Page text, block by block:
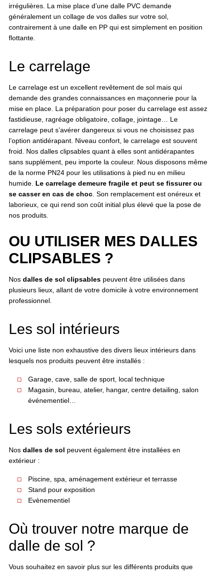
irrégulières. La mise place d’une dalle PVC demande
généralement un collage de vos dalles sur votre sol,
contrairement à une dalle en PP qui est simplement en position
flottante.
Le carrelage
Le carrelage est un excellent revêtement de sol mais qui
demande des grandes connaissances en maçonnerie pour la
mise en place. La préparation pour poser du carrelage est assez
fastidieuse, ragréage obligatoire, collage, jointage… Le
carrelage peut s’avérer dangereux si vous ne choisissez pas
l’option antidérapant. Niveau confort, le carrelage est souvent
froid. Nos dalles clipsables quant à elles sont antidérapantes
sans supplément, peu importe la couleur. Nous disposons même
de la norme PN24 pour les utilisations à pied nu en milieu
humide. Le carrelage demeure fragile et peut se fissurer ou
se casser en cas de choc. Son remplacement est onéreux et
laborieux, ce qui rend son coût initial plus élevé que la pose de
nos produits.
OU UTILISER MES DALLES
CLIPSABLES ?
Nos dalles de sol clipsables peuvent être utilisées dans
plusieurs lieux, allant de votre domicile à votre environnement
professionnel.
Les sol intérieurs
Voici une liste non exhaustive des divers lieux intérieurs dans
lesquels nos produits peuvent être installés :
Garage, cave, salle de sport, local technique
Magasin, bureau, atelier, hangar, centre detailing, salon
événementiel…
Les sols extérieurs
Nos dalles de sol peuvent également être installées en
extérieur :
Piscine, spa, aménagement extérieur et terrasse
Stand pour exposition
Evènementiel
Où trouver notre marque de
dalle de sol ?
Vous souhaitez en savoir plus sur les différents produits que